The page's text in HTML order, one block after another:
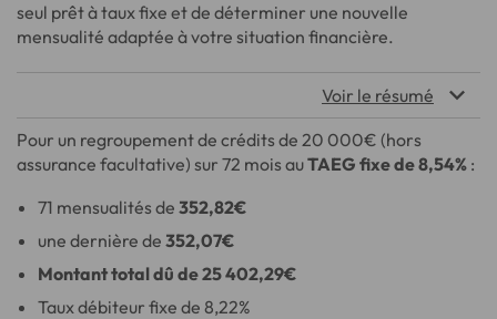
seul prêt à taux fixe et de déterminer une nouvelle
mensualité adaptée à votre situation financière.
Voir le résumé
Pour un regroupement de crédits de 20 000€ (hors
assurance facultative) sur 72 mois auTAEG fixe de8,54% :
71 mensualités de352,82€
une dernière de352,07€
Montant total dû de25 402,29€
Taux débiteur fixe de8,22%